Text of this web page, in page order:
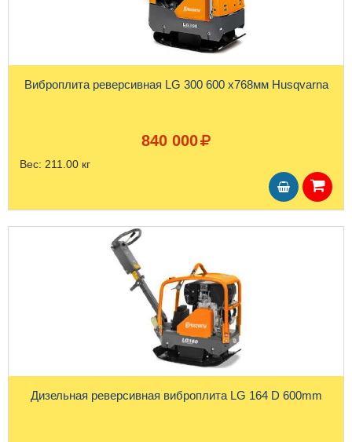
Виброплита реверсивная LG 300 600 x768мм Husqvarna
840 000
Вес: 211.00 кг
Дизельная реверсивная виброплита LG 164 D 600mm